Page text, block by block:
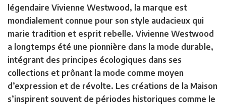
légendaire Vivienne Westwood, la marque est
mondialement connue pour son style audacieux qui
marie tradition et esprit rebelle. Vivienne Westwood
a longtemps été une pionnière dans la mode durable,
intégrant des principes écologiques dans ses
collections et prônant la mode comme moyen
d’expression et de révolte. Les créations de la Maison
s’inspirent souvent de périodes historiques comme le